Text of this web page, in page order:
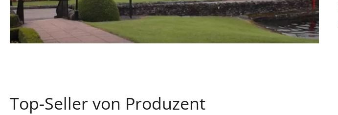
Top-Seller von Produzent